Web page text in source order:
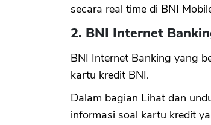
secara real time di BNI
2. BNI Internet
BNI Internet Banking yang
kartu kredit BNI.
Dalam bagian Lihat dan
informasi soal kartu kredit